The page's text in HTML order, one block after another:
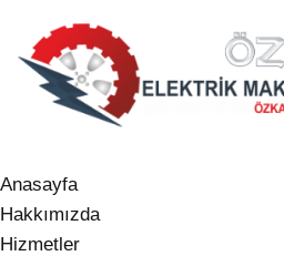
Anasayfa
Hakkımızda
Hizmetler